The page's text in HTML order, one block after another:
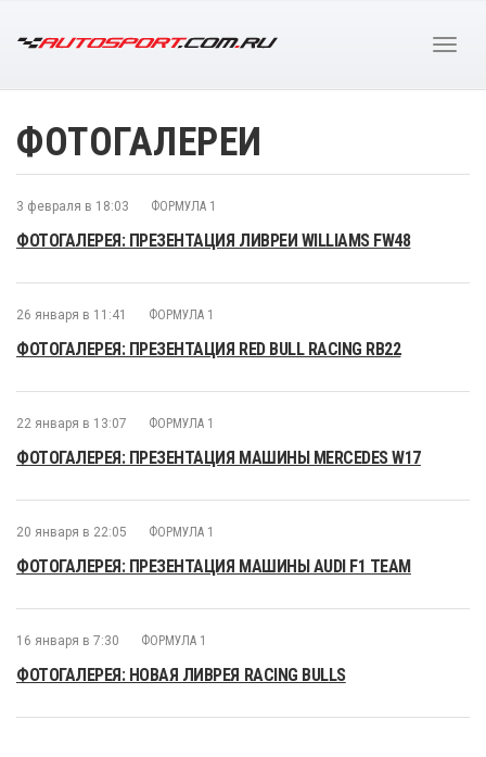
ФОТОГАЛЕРЕИ
3 февраля в 18:03 ФОРМУЛА 1
ФОТОГАЛЕРЕЯ: ПРЕЗЕНТАЦИЯ ЛИВРЕИ WILLIAMS FW48
26 января в 11:41 ФОРМУЛА 1
ФОТОГАЛЕРЕЯ: ПРЕЗЕНТАЦИЯ RED BULL RACING RB22
22 января в 13:07 ФОРМУЛА 1
ФОТОГАЛЕРЕЯ: ПРЕЗЕНТАЦИЯ МАШИНЫ MERCEDES W17
20 января в 22:05 ФОРМУЛА 1
ФОТОГАЛЕРЕЯ: ПРЕЗЕНТАЦИЯ МАШИНЫ AUDI F1 TEAM
16 января в 7:30 ФОРМУЛА 1
ФОТОГАЛЕРЕЯ: НОВАЯ ЛИВРЕЯ RACING BULLS